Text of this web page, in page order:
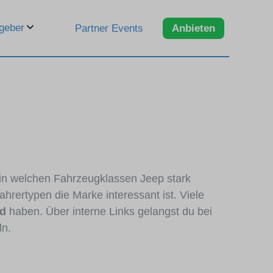
Partner Events Anbieten
welchen Fahrzeugklassen Jeep stark
die Marke interessant ist. Viele
haben. Über interne Links gelangst du bei